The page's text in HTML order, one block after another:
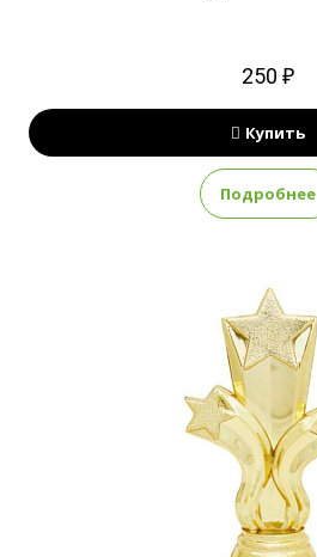
250 ₽
Купить
Подробнее